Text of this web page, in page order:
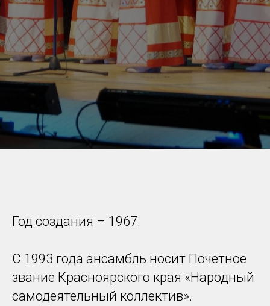
Год создания – 1967.
С 1993 года ансамбль носит Почетное
звание Красноярского края «Народный
самодеятельный коллектив».